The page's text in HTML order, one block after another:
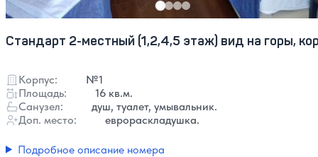
Стандарт 2-местный (1,2,4,5 этаж) вид на горы,
Корпус:
№1
Площадь:
16 кв.м.
Санузел:
душ, туалет, умывальник.
Доп. место:
еврораскладушка.
Подробное описание номера